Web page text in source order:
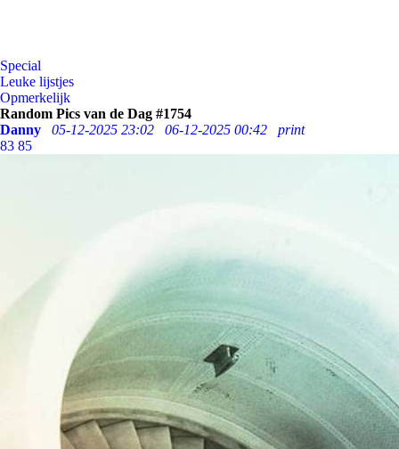
Special
Leuke lijstjes
Opmerkelijk
Random Pics van de Dag #1754
Danny
05-12-2025 23:02 06-12-2025 00:42
print
83 85